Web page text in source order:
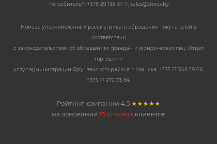
потребителей: +375 29 135-51-11, sales@storex.by
Номера уполномоченных рассматривать обращения покупателей в
соответствии
с законодательством об обращениях граждан и юридических лиц: Отдел
торговли и
услуг администрации Фрунзенского района г. Минска: +375 17 348 39 06,
+375 17 272 73 84.
Рейтинг компании 4.5 ★★★★★
на основании 15 отзывов клиентов